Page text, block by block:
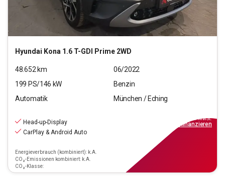
Hyundai Kona 1.6 T-GDI Prime 2WD
48.652 km
06/2022
199 PS/146 kW
Benzin
Automatik
München / Eching
Head-up-Display
CarPlay & Android Auto
Energieverbrauch (kombiniert): k.A.
CO₂-Emissionen kombiniert: k.A.
CO₂-Klasse:
inkl.MwSt.
finanzieren